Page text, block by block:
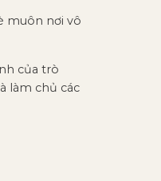
muôn nơi vô
của trò
làm chủ các